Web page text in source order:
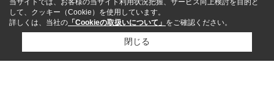
当サイトでは、お客様の当サイト利用状況把握、サービス向上検討を目的と
して、クッキー（Cookie）を使用しています。
詳しくは、当社の 「Cookieの取扱いについて」 をご確認ください。
閉じる